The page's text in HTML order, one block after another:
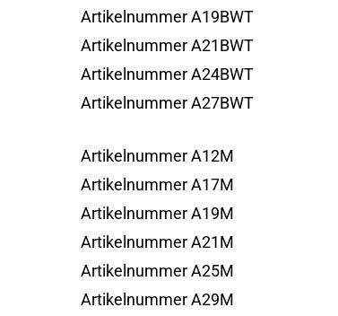
Artikelnummer A19BWT
Artikelnummer A21BWT
Artikelnummer A24BWT
Artikelnummer A27BWT
Artikelnummer A12M
Artikelnummer A17M
Artikelnummer A19M
Artikelnummer A21M
Artikelnummer A25M
Artikelnummer A29M